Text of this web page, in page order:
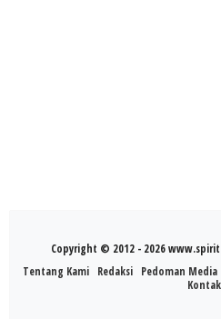
Copyright © 2012 - 2026
Tentang Kami Redaksi Pedoman Media
Kontak